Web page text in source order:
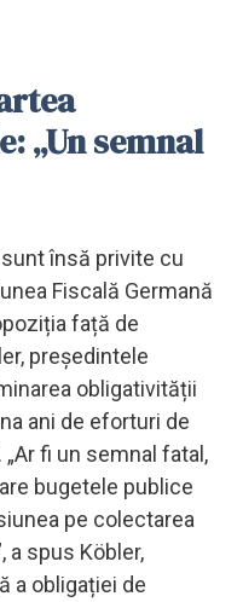
„Un semnal
însă privite cu
Fiscală Germană
față de
președintele
obligativității
ani de eforturi de
fi un semnal fatal,
bugetele publice
pe colectarea
a spus Köbler,
a obligației de